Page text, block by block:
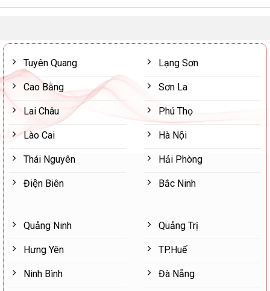
Tuyên Quang
Cao Bằng
Lai Châu
Lào Cai
Thái Nguyên
Điện Biên
Lạng Sơn
Sơn La
Phú Thọ
Hà Nội
Hải Phòng
Bắc Ninh
Quảng Ninh
Hưng Yên
Ninh Bình
Quảng Trị
TP.Huế
Đà Nẵng